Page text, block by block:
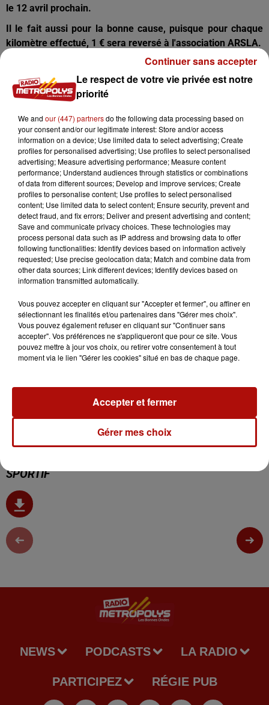
le 12 avril prochain.
Il le fait aussi pour la bonne cause, puisque pour chaque
kilomètre effectué, 1 € sera reversé à l'association ARSLA.
Vous pouvez même rejoindre le défi par ici !
0:00 1 min 30 sec
SPORTIF
NEWS PODCASTS LA RADIO
PARTICIPEZ RÉGIE PUB
Le respect de votre vie privée est notre
priorité
We and our (447) partnersdo the following data processing based on
your consent and/or our legitimate interest: Store and/or access
information on a device; Use limited data to select advertising; Create
profiles for personalised advertising; Use profiles to select personalised
advertising; Measure advertising performance; Measure content
performance; Understand audiences through statistics or combinations
of data from different sources; Develop and improve services; Create
profiles to personalise content; Use profiles to select personalised
content; Use limited data to select content; Ensure security, prevent and
detect fraud, and fix errors; Deliver and present advertising and content;
Save and communicate privacy choices. These technologies may
process personal data such as IP address and browsing data to offer
following functionalities: Identify devices based on information actively
requested; Use precise geolocation data; Match and combine data from
other data sources; Link different devices; Identify devices based on
information transmitted automatically.
Vous pouvez accepter en cliquant sur "Accepter et fermer", ou affiner en
sélectionnant les finalités et/ou partenaires dans "Gérer mes choix".
Vous pouvez également refuser en cliquant sur "Continuer sans
accepter". Vos préférences ne s'appliqueront que pour ce site. Vous
pouvez mettre à jour vos choix, ou retirer votre consentement à tout
moment via le lien "Gérer les cookies" situé en bas de chaque page.
Gérer mes choix
Accepter et fermer
Continuer sans accepter